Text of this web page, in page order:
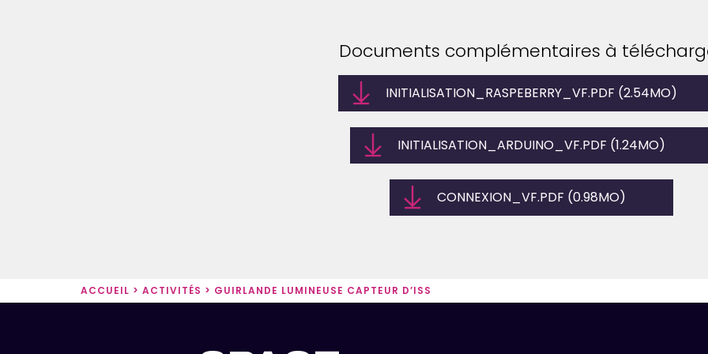
Documents complémentaires à
INITIALISATION_RASPEBERRY_VF.PDF (2.54MO)
INITIALISATION_ARDUINO_VF.PDF (1.24MO)
CONNEXION_VF.PDF (0.98MO)
ACCUEIL > ACTIVITÉS > GUIRLANDE LUMINEUSE CAPTEUR D’ISS